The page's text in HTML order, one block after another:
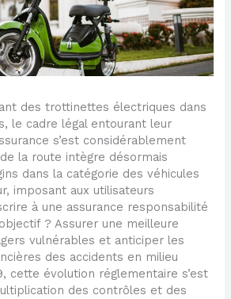
des trottinettes électriques dans
le cadre légal entourant leur
s’est considérablement
la route intègre désormais
dans la catégorie des véhicules
imposant aux utilisateurs
à une assurance responsabilité
? Assurer une meilleure
vulnérables et anticiper les
des accidents en milieu
cette évolution réglementaire s’est
des contrôles et des